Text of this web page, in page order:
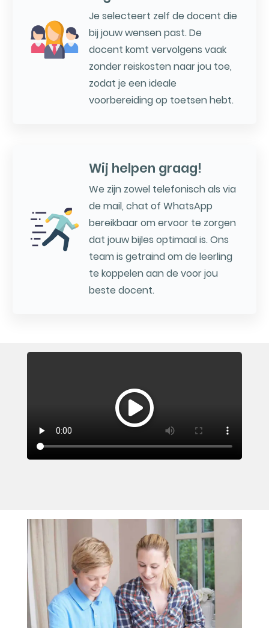
Je selecteert zelf de docent die
bij jouw wensen past. De
docent komt vervolgens vaak
zonder reiskosten naar jou toe,
zodat je een ideale
voorbereiding op toetsen hebt.
Wij helpen graag!
We zijn zowel telefonisch als via
de mail, chat of WhatsApp
bereikbaar om ervoor te zorgen
dat jouw bijles optimaal is. Ons
team is getraind om de leerling
te koppelen aan de voor jou
beste docent.